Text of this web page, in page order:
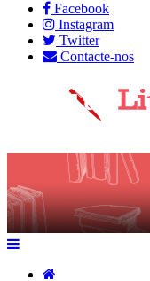
Facebook
Instagram
Twitter
Contacte-nos